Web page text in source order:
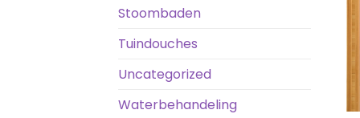
Stoombaden
Tuindouches
Uncategorized
Waterbehandeling